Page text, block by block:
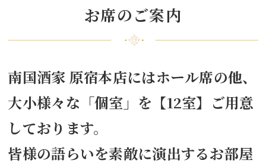
お席のご案内
南国酒家 原宿本店にはホール席の他、
大小様々な「個室」を【12室】ご用意
しております。
皆様の語らいを素敵に演出するお部屋